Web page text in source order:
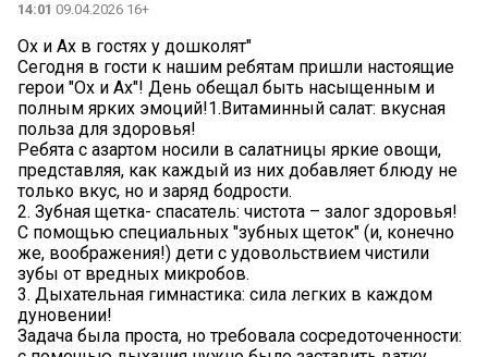
14:01 09.04.2026 16+
Ох и Ах в гостях у дошколят"
Сегодня в гости к нашим ребятам пришли настоящие
герои "Ох и Ах"! День обещал быть насыщенным и
полным ярких эмоций!1.Витаминный салат: вкусная
польза для здоровья!
Ребята с азартом носили в салатницы яркие овощи,
представляя, как каждый из них добавляет блюду не
только вкус, но и заряд бодрости.
2. Зубная щетка- спасатель: чистота – залог здоровья!
С помощью специальных "зубных щеток" (и, конечно
же, воображения!) дети с удовольствием чистили
зубы от вредных микробов.
3. Дыхательная гимнастика: сила легких в каждом
дуновении!
Задача была проста, но требовала сосредоточенности: